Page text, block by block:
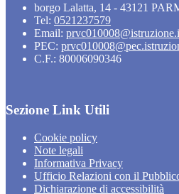
borgo Lalatta, 14 - 43121
Tel: 0521237579
Email:
PEC:
C.F.: 80006090346
Sezione Link Utili
Cookie policy
Note legali
Informativa Privacy
Ufficio Relazioni con il
Dichiarazione di accessibilità